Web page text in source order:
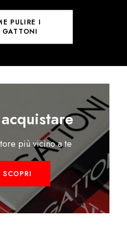
PULIRE I
GATTONI
più vicino a te
SCOPRI